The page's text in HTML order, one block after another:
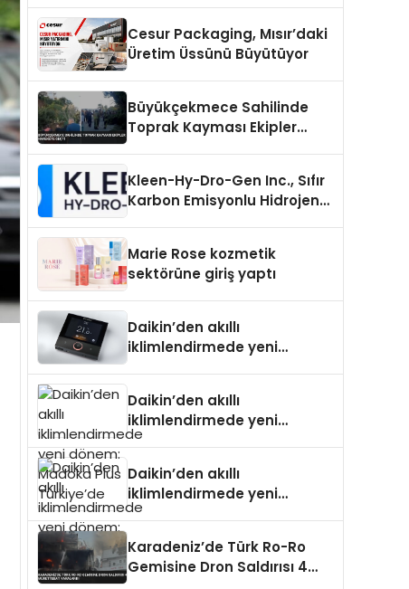
Cesur Packaging, Mısır’daki
Üretim Üssünü Büyütüyor
Büyükçekmece Sahilinde
Toprak Kayması Ekipler
Kleen-Hy-Dro-Gen Inc., Sıfır
Karbon Emisyonlu Hidrojen
Aldı
Marie Rose kozmetik
sektörüne giriş yaptı
Daikin’den akıllı
iklimlendirmede yeni
Daikin’den akıllı
iklimlendirmede yeni
dönem: Madoka Plus
Daikin’den akıllı
iklimlendirmede yeni
dönem: Madoka Plus
Karadeniz’de Türk Ro-Ro
Gemisine Dron Saldırısı 4